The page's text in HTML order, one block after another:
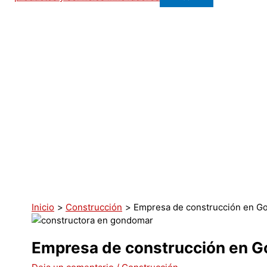
Inicio Construcción Empresa de construcción en
Empresa de construcción en